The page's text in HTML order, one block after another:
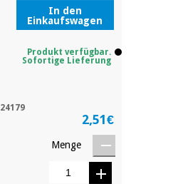
In den
Einkaufswagen
Produkt verfügbar.
Sofortige Lieferung
24179
2,51€
Menge